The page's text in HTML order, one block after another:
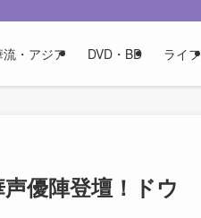
・アジア DVD・BD ライフ
優陣登壇！ドウ